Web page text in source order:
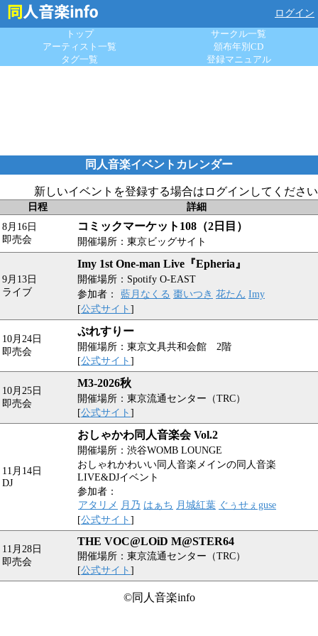
ログイン
トップ
サークル一覧
アーティスト一覧
頒布年別CD
タグ一覧
登録マニュアル
同人音楽イベントカレンダー
新しいイベントを登録する場合はログインしてください
日程
詳細
8月16日
即売会
コミックマーケット108（2日目）
開催場所：東京ビッグサイト
9月13日
ライブ
Imy 1st One-man Live『Epheria』
開催場所：Spotify O-EAST
参加者： 藍月なくる 棗いつき 花たん Imy
[公式サイト ]
10月24日
即売会
ぷれすりー
開催場所：東京文具共和会館 2階
[公式サイト ]
10月25日
即売会
M3-2026秋
開催場所：東京流通センター（TRC）
[公式サイト ]
11月14日
DJ
おしゃかわ同人音楽会 Vol.2
開催場所：渋谷WOMB LOUNGE
おしゃれかわいい同人音楽メインの同人音楽
LIVE&DJイベント
参加者：
アタリメ 月乃 はぁち 月城紅葉 ぐぅせぇguse
[公式サイト ]
11月28日
即売会
THE VOC@LOiD M@STER64
開催場所：東京流通センター（TRC）
[公式サイト ]
©同人音楽info